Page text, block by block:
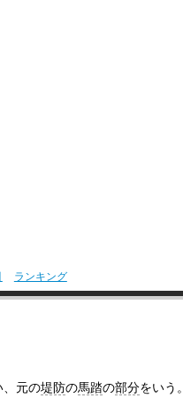
ランキング
、元の堤防の馬踏の部分をいう。